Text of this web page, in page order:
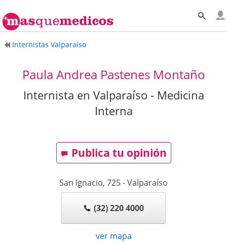
Internistas Valparaíso
Paula Andrea Pastenes Montaño
Internista en Valparaíso - Medicina
Interna
Publica tu opinión
San Ignacio, 725-Valparaíso
(32) 220 4000
ver mapa